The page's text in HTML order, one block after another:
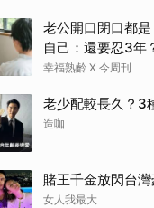
老公開口閉口都
自己：還要忍3年
幸福熟齡 X 今周刊
老少配較長久？3
造咖
賭王千金放閃台
女人我最大